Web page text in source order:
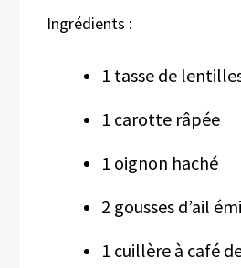
Ingrédients :
1 tasse de
1 carotte râpée
1 oignon haché
2 gousses d’ail
1 cuillère à café